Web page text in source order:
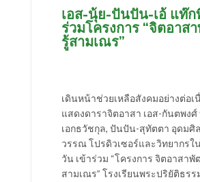
เอส-นุ้ย-ปันปัน-เอ้ แท๊
ร่วมโครงการ “จิตอาส
รู้สามเณร”
เดินหน้าช่วยเหลือสังคมอย่างต่อ
แสดงดาราจิตอาสา เอส-กันตพงศ์
เอกธวัชกุล, ปันปัน-สุทัตตา อุดมศิ
วรรณ โปรดิวเซอร์และวิทยากรใ
วัน เข้าร่วม “โครงการ จิตอาสา
สามเณร” โรงเรียนพระปริยัติธร